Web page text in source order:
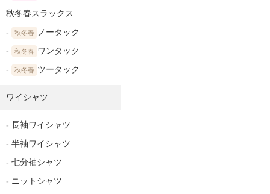
秋冬春スラックス
秋冬春 ノータック
秋冬春 ワンタック
秋冬春 ツータック
ワイシャツ
長袖ワイシャツ
半袖ワイシャツ
七分袖シャツ
ニットシャツ